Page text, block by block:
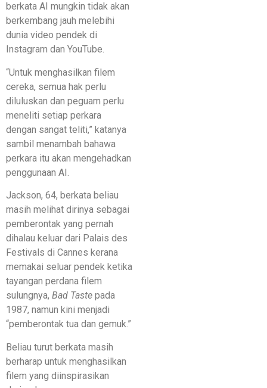
berkata AI mungkin tidak akan
berkembang jauh melebihi
dunia video pendek di
Instagram dan YouTube.
“Untuk menghasilkan filem
cereka, semua hak perlu
diluluskan dan peguam perlu
meneliti setiap perkara
dengan sangat teliti,” katanya
sambil menambah bahawa
perkara itu akan mengehadkan
penggunaan AI.
Jackson, 64, berkata beliau
masih melihat dirinya sebagai
pemberontak yang pernah
dihalau keluar dari Palais des
Festivals di Cannes kerana
memakai seluar pendek ketika
tayangan perdana filem
sulungnya, Bad Taste pada
1987, namun kini menjadi
“pemberontak tua dan gemuk.”
Beliau turut berkata masih
berharap untuk menghasilkan
filem yang diinspirasikan